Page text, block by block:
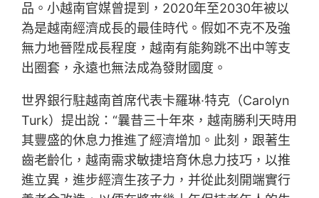
品。小越南官媒曾提到，2020年至2030年被以
為是越南經濟成長的最佳時代。假如不克不及強
無力地晉陞成長程度，越南有能夠跳不出中等支
出圈套，永遠也無法成為發財國度。
世界銀行駐越南首席代表卡羅琳·特克（Carolyn
Turk）提出說：“曩昔三十年來，越南勝利天時用
其豐盛的休息力推進了經濟增加。此刻，跟著生
齒老齡化，越南需求敏捷培育休息力技巧，以推
進立異，進步經濟生孩子力，并從此刻開端實行